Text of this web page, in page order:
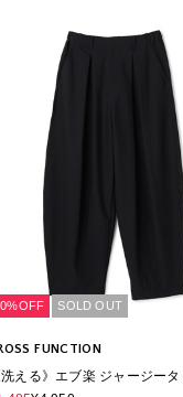
SOLD OUT
FUNCTION
洗える》エブ楽 ジャージー